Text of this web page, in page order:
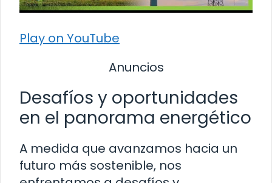
Play on YouTube
Anuncios
Desafíos y oportunidades
en el panorama energético
A medida que avanzamos hacia un
futuro más sostenible, nos